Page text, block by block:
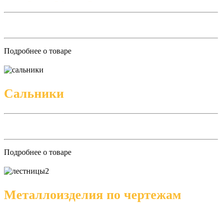
Подробнее о товаре
Сальники
Подробнее о товаре
Металлоизделия по чертежам